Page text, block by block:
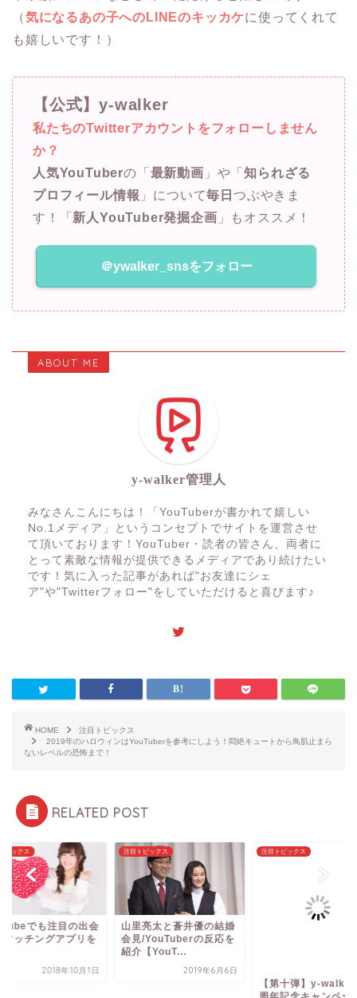
（気になるあの子へのLINEのキッカケに使ってくれて
も嬉しいです！）
【公式】y-walker
私たちのTwitterアカウントをフォローしません
か？
人気YouTuberの「 最新動画 」や「知られざる
プロフィール情報 」について毎日つぶやきま
す！「 新人YouTuber発掘企画 」もオススメ！
＠ywalker_snsをフォロー
ABOUT ME
y-walker管理人
みなさんこんにちは！「YouTuberが書かれて嬉しい
No.1メディア」というコンセプトでサイトを運営させ
て頂いております！YouTuber・読者の皆さん、両者に
とって素敵な情報が提供できるメディアであり続けたい
です！気に入った記事があれば"お友達にシェ
ア"や"Twitterフォロー"をしていただけると喜びます♪
HOME
注目トピックス
2019年のハロウィンはYouTuberを参考にしよう！悶絶キュートから鳥肌止まら
ないレベルの恐怖まで！
RELATED POST
ピックス
亮太と蒼井優の結婚
/YouTuberの反応を
2019年6月6日
注目トピックス
【第十弾】y-walker２
周年記念キャンペーン！
Twitterフ...
2020年9月4日
注目トピックス